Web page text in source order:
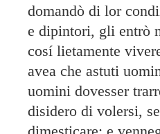
domandò di lor
e dipintori, gli entrò
cosí lietamente
avea che astuti
uomini dovesser
disidero di volersi,